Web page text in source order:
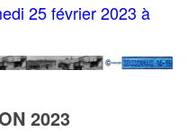
25 février 2023 à
2023